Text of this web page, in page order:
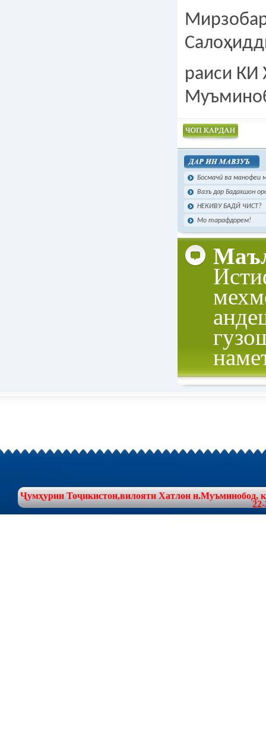
раиси КИ
Чоп намудан
Босмачӣ ва манофеи
Вазъ дар Бадахшон
НЕКИВУ БАДӢ ЧИСТ?
Мо тарафдорем!
Ҷумҳурии Тоҷикистон,вилояти Хатлон н.Муъминобод,